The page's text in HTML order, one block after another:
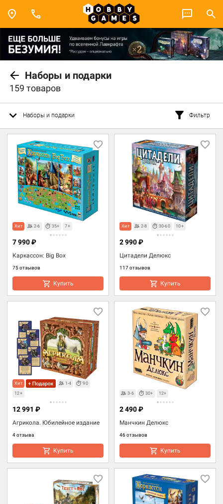
Наборы и подарки
159 товаров
Наборы и подарки Фильтр
Хит 2-6 35+ 7+
Каркассон: Big Box
75 отзывов
7 990 ₽
Купить
Хит 2-8 30-60 10+
Цитадели Делюкс
117 отзывов
2 990 ₽
Купить
Хит 1-4
90
12+
Агрикола. Юбилейное издание
4 отзыва
12 991 ₽
Купить
3-6 30+ 12+
Манчкин Делюкс
46 отзывов
2 490 ₽
Купить